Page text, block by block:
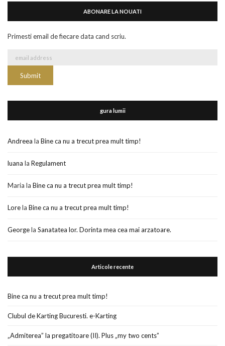
ABONARE LA NOUATI
Primesti email de fiecare data cand scriu.
gura lumii
Andreea la Bine ca nu a trecut prea mult timp!
luana la Regulament
Maria la Bine ca nu a trecut prea mult timp!
Lorela Bine ca nu a trecut prea mult timp!
Georgela Sanatatea lor. Dorinta mea cea mai arzatoare.
Articole recente
Bine ca nu a trecut prea mult timp!
Clubul de Karting Bucuresti. e-Karting
„Admiterea” la pregatitoare (II). Plus „my two cents”